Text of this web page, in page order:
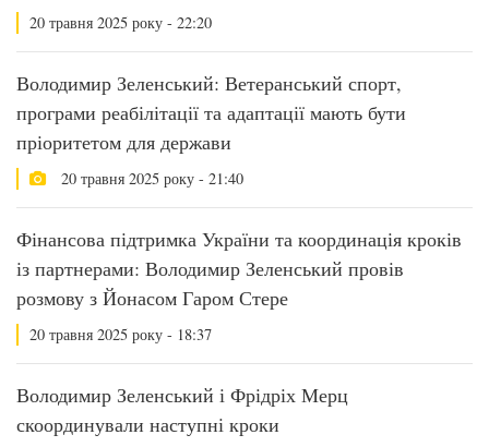
20 травня 2025 року - 22:20
Володимир Зеленський: Ветеранський спорт,
програми реабілітації та адаптації мають бути
пріоритетом для держави
20 травня 2025 року - 21:40
Фінансова підтримка України та координація кроків
із партнерами: Володимир Зеленський провів
розмову з Йонасом Гаром Стере
20 травня 2025 року - 18:37
Володимир Зеленський і Фрідріх Мерц
скоординували наступні кроки